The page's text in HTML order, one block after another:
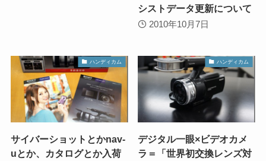
シストデータ更新について
2010年10月7日
ハンディカム
サイバーショットとかnav-
uとか、カタログとか入荷
ハンディカム
デジタル一眼×ビデオカメ
ラ＝「世界初交換レンズ対